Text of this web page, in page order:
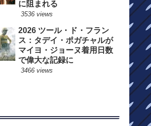
に阻まれる
3536 views
2026 ツール・ド・フラン
ス：タデイ・ポガチャルが
マイヨ・ジョーヌ着用日数
で偉大な記録に
3466 views